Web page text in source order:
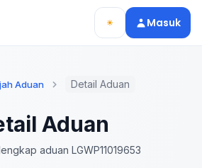
Masuk
Aduan Detail Aduan
Aduan
aduan LGWP11019653